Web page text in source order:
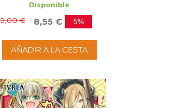
Disponible
9,00 € 8,55 € 5%
AÑADIR A LA CESTA